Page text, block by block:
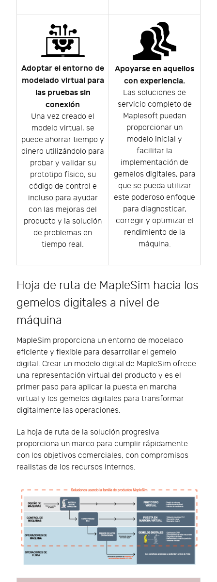
Adoptar el entorno de
modelado virtual para
las pruebas sin
conexión
Una vez creado el
modelo virtual, se
puede ahorrar tiempo y
dinero utilizándolo para
probar y validar su
prototipo físico, su
código de control e
incluso para ayudar
con las mejoras del
producto y la solución
de problemas en
tiempo real.
Apoyarse en aquellos
con experiencia.
Las soluciones de
servicio completo de
Maplesoft pueden
proporcionar un
modelo inicial y
facilitar la
implementación de
gemelos digitales, para
que se pueda utilizar
este poderoso enfoque
para diagnosticar,
corregir y optimizar el
rendimiento de la
máquina.
Hoja de ruta de MapleSim hacia los
gemelos digitales a nivel de
máquina
MapleSim proporciona un entorno de modelado
eficiente y flexible para desarrollar el gemelo
digital. Crear un modelo digital de MapleSim ofrece
una representación virtual del producto y es el
primer paso para aplicar la puesta en marcha
virtual y los gemelos digitales para transformar
digitalmente las operaciones.
La hoja de ruta de la solución progresiva
proporciona un marco para cumplir rápidamente
con los objetivos comerciales, con compromisos
realistas de los recursos internos.